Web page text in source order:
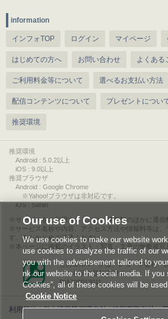
information
インフォTOP ログイン マイページ
はじめての方へ お問い合わせ よくある
ご利用料金等について 選べるお支払い方法
配信コンテンツについて プレゼントについ
推奨環境
推奨環境
Android : 5.0.2以上
iOS : 9.0以上
推奨ブラウザ
Android : Google Chrome
※Yahoo!ブラウザは非対応です。
iOS : Safari
サービスをご利用されるには、情報料のほかに通信
サービス名称や内容、アクセス方法や情報料等は、
す。あらかじめご了承ください。
本ページに掲載のイラスト・写真・文章の無断複写
このエルマークは、レコード会社・
ンツを示す登録商標です。
RIAJ00013011
利用規約|個人情報等保護方針|特定商取引法に
Our use of Cookies
We use cookies to make our website
use cookies to analyze the traffic of our
you with the advertisement tailored to
nk our website to the social media. If you
Cookies”, all of these cookies will be
Cookie Notice